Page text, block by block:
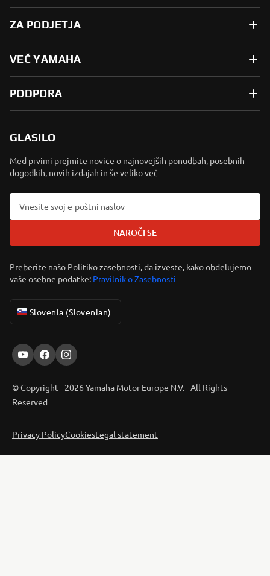
ZA PODJETJA
VEČ YAMAHA
PODPORA
GLASILO
Med prvimi prejmite novice o najnovejših ponudbah, posebnih
dogodkih, novih izdajah in še veliko več
NAROČI SE
Preberite našo Politiko zasebnosti, da izveste, kako obdelujemo
vaše osebne podatke: Pravilnik o Zasebnosti
Slovenia (Slovenian)
© Copyright - 2026 Yamaha Motor Europe N.V. - All Rights
Reserved
Privacy PolicyCookiesLegal statement